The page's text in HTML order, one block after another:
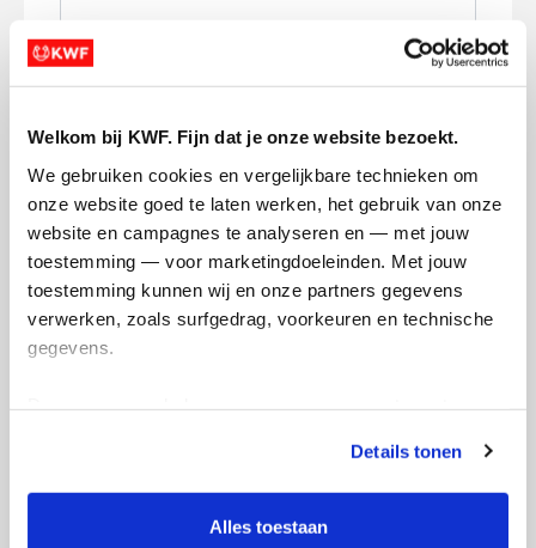
Welkom bij KWF. Fijn dat je onze website bezoekt.
We gebruiken cookies en vergelijkbare technieken om
onze website goed te laten werken, het gebruik van onze
website en campagnes te analyseren en — met jouw
toestemming — voor marketingdoeleinden. Met jouw
toestemming kunnen wij en onze partners gegevens
verwerken, zoals surfgedrag, voorkeuren en technische
gegevens.
tonen. Je kunt je toestemming op elk moment wijzigen of
intrekken via Cookie instellingen onderaan de pagina. De
lijst met cookies is te vinden in het tabblad “details”.
Details tonen
Alles toestaan
Volgende
Creditcard